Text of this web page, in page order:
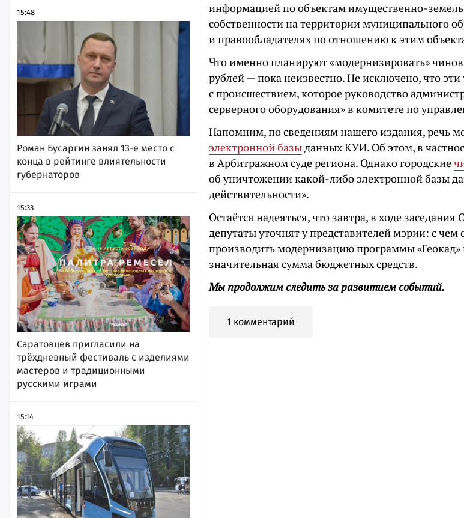
15:48
Роман Бусаргин занял 13-е место с
конца в рейтинге влиятельности
губернаторов
15:33
Саратовцев пригласили на
трёхдневный фестиваль с изделиями
мастеров и традиционными
русскими играми
15:14
информацией по объектам имущественно-
собственности на территории муниципального
и правообладателях по отношению к этим
Что именно планируют «модернизировать»
рублей — пока неизвестно. Не исключено, что
с происшествием, которое руководство
серверного оборудования» в комитете по
Напомним, по сведениям нашего издания, речь
электронной базыданных КУИ. Об этом, в
в Арбитражном суде региона. Однако городские
об уничтожении какой-либо электронной базы
действительности».
Остаётся надеяться, что завтра, в ходе
депутаты уточнят у представителей мэрии: с чем
производить модернизацию программы «Геокад»
значительная сумма бюджетных средств.
Мы продолжим следить за развитием событий.
1 комментарий